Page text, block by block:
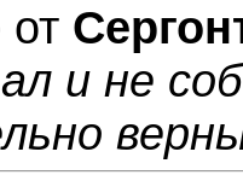
и не